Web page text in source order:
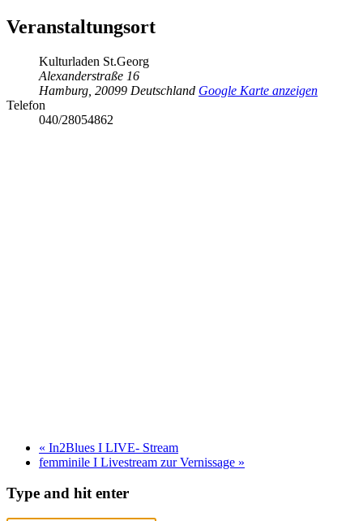
Veranstaltungsort
Kulturladen St.Georg
Alexanderstraße 16
Hamburg 20099 Deutschland Google Karte anzeigen
Telefon
040/28054862
« In2Blues I LIVE- Stream
femminile I Livestream zur Vernissage »
Type and hit enter